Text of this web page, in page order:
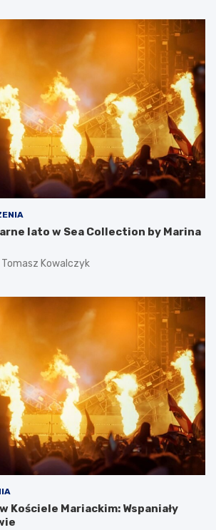
lato w Sea Collection by Marina
Tomasz Kowalczyk
Kościele Mariackim: Wspaniały